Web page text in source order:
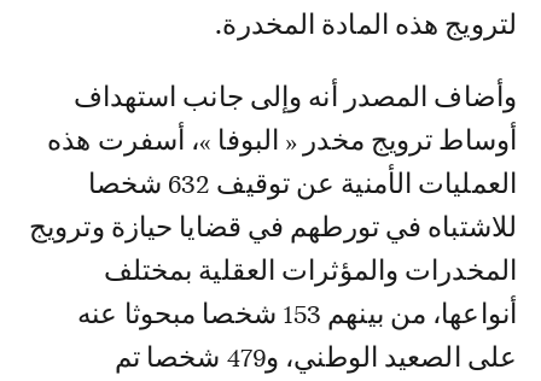
لترويج هذه المادة المخدرة.
وأضاف المصدر أنه وإلى جانب استهداف
أوساط ترويج مخدر « البوفا »، أسفرت هذه
العمليات الأمنية عن توقيف 632 شخصا
للاشتباه في تورطهم في قضايا حيازة وترويج
المخدرات والمؤثرات العقلية بمختلف
أنواعها، من بينهم 153 شخصا مبحوثا عنه
على الصعيد الوطني، و479 شخصا تم